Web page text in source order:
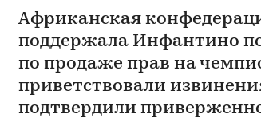
Африканская
поддержала Инфантино
по продаже прав на
приветствовали
подтвердили